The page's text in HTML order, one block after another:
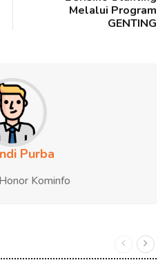
Melalui Program
GENTING
Purba
Kominfo